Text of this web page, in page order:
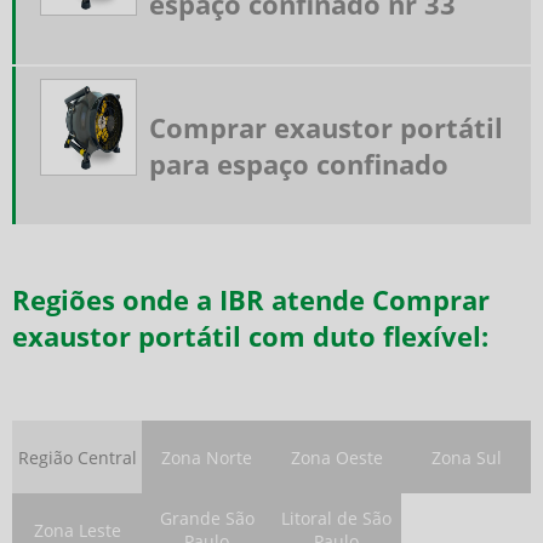
Exaustor portátil
Iluminação para espaço confinado
Insuflador de ar para espaço confinado
Insuflador exaustor
Lava-olhos e chuveiro de segurança
Linha de ar mandado
Máscara autônoma
Máscara autônoma para espaço confinado
Máscara de ar mandado
Máscara respiração autônoma
Comprar exaustor portátil
para espaço confinado
Regiões onde a IBR atende Comprar
exaustor portátil com duto flexível:
Região Central Zona Norte Zona Oeste Zona Sul
Zona Leste
Grande São
Litoral de São